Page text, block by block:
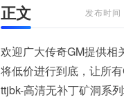
正文 发布时
欢迎广大传奇GM提供相
将低价进行到底，让所
ttjbk-高清无补丁矿洞系